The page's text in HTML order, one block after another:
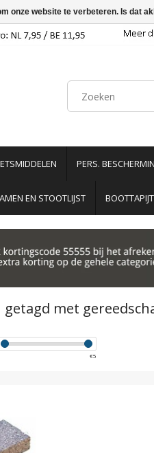
PERS.
EN STOOTLIJST BOOTTAPIJT
getagd met
€5
onze website te verbeteren. Is dat